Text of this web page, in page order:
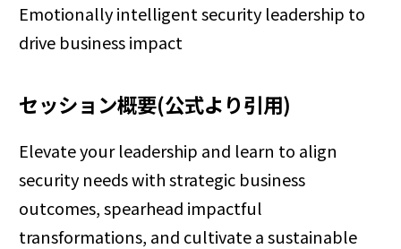
Emotionally intelligent security leadership to
drive business impact
セッション概要(公式より引用)
Elevate your leadership and learn to align
security needs with strategic business
outcomes, spearhead impactful
transformations, and cultivate a sustainable